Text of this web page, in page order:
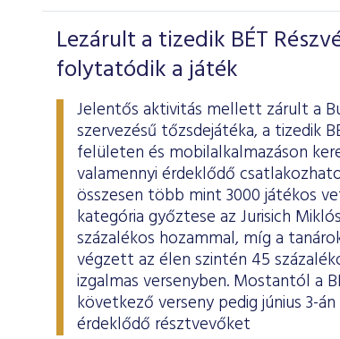
Lezárult a tizedik BÉT
folytatódik a játék
Jelentős aktivitás mellett zárult a
szervezésű tőzsdejátéka, a tizedik
felületen és mobilalkalmazáson
valamennyi érdeklődő
összesen több mint 3000 játékos
kategória győztese az Jurisich
százalékos hozammal, míg a
végzett az élen szintén 45
izgalmas versenyben. Mostantól a
következő verseny pedig június 3-
érdeklődő résztvevőket